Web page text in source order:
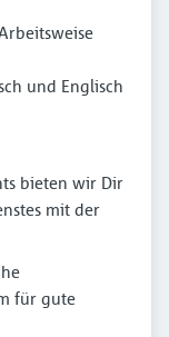
und Englisch
bieten wir Dir
mit der
für gute